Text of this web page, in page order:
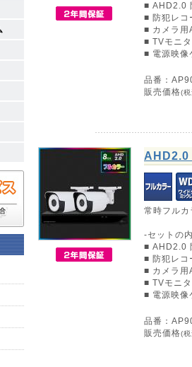
■ AHD2.0
■ 防犯レ
■ カメラ
■ TVモニ
■ 電源映
品番：
販売価格(
AHD2.0
常時フル
-セットの
■ AHD2.0
■ 防犯レ
■ カメラ
■ TVモニ
■ 電源映
品番：
販売価格(